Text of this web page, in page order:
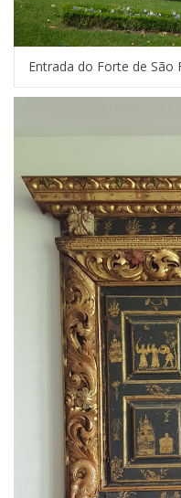
Entrada do Forte de São